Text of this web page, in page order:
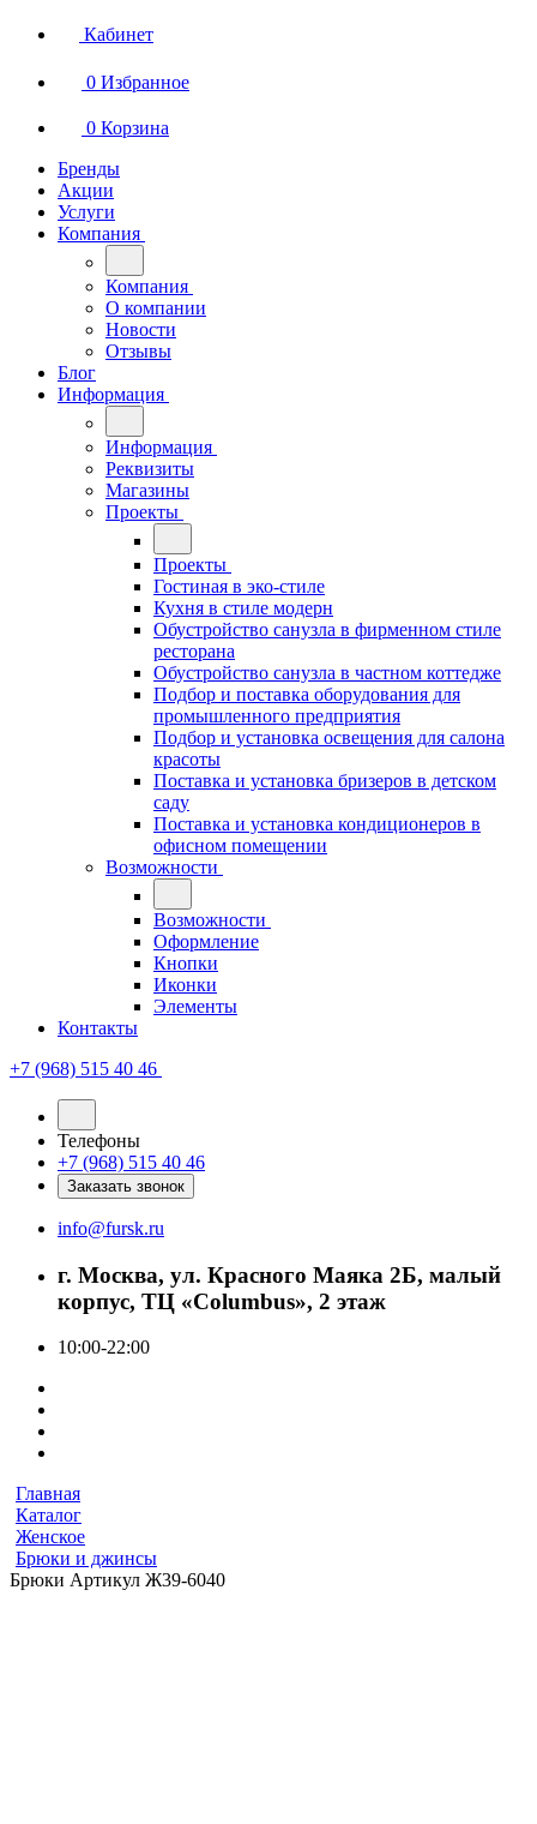
Кабинет
0 Избранное
0 Корзина
Бренды
Акции
Услуги
Компания
Компания
О компании
Новости
Отзывы
Блог
Информация
Информация
Реквизиты
Магазины
Проекты
Проекты
Гостиная в эко-стиле
Кухня в стиле модерн
Обустройство санузла в фирменном стиле
ресторана
Обустройство санузла в частном коттедже
Подбор и поставка оборудования для
промышленного предприятия
Подбор и установка освещения для салона
красоты
Поставка и установка бризеров в детском
саду
Поставка и установка кондиционеров в
офисном помещении
Возможности
Возможности
Оформление
Кнопки
Иконки
Элементы
Контакты
+7 (968) 515 40 46
Телефоны
+7 (968) 515 40 46
Заказать звонок
info@fursk.ru
г. Москва, ул. Красного Маяка 2Б, малый
корпус, ТЦ «Columbus», 2 этаж
10:00-22:00
Главная
Каталог
Женское
Брюки и джинсы
Брюки Артикул Ж39-6040